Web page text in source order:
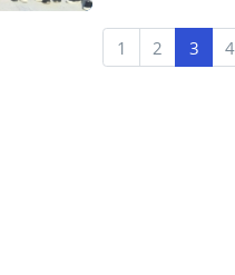
1 2 3 4